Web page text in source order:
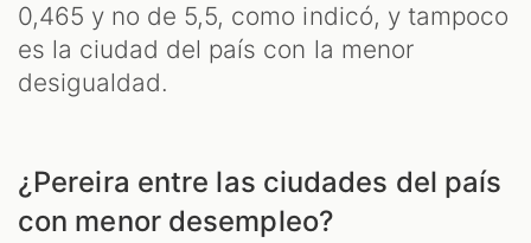
0,465 y no de 5,5, como indicó, y tampoco
es la ciudad del país con la menor
desigualdad.
¿Pereira entre las ciudades del país
con menor desempleo?